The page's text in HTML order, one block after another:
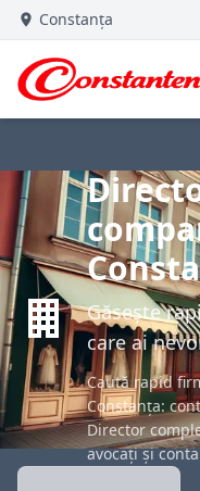
Constanța
Găsește
care ai
Caută rapid
Constanța:
Director
avocați și